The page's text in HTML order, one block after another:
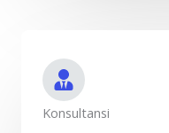
Konsultansi